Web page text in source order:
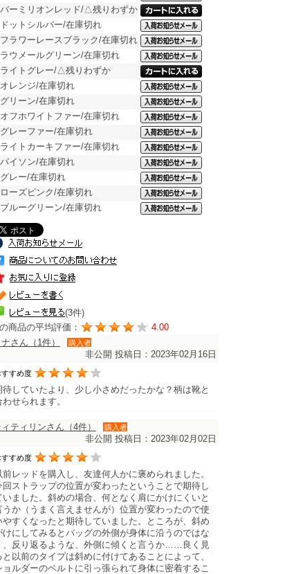
バーミリオンレッド/△残りわずか
ドットシルバー/在庫切れ
フラワーレースブラック/在庫切れ
ラウメールグリーン/在庫切れ
ライトグレー/△残りわずか
オレンジ/在庫切れ
グリーン/在庫切れ
オフホワイトファー/在庫切れ
グレーファー/在庫切れ
ライトカーキファー/在庫切れ
パイソン/在庫切れ
グレー/在庫切れ
ローズピンク/在庫切れ
ブルーグリーン/在庫切れ
(3件)
商品の平均評価：
4.00
ナさん（1件）
購入者
非公開 投稿日：2023年02月16日
すすめ度
待していたより、少し小さめだったかな？柄は靴と
わせられます。
ティリンさん（4件） 購入者
非公開 投稿日：2023年02月02日
すすめ度
前レッドを購入し、友達何人かに褒められました。
回ストラップの位置が変わったということで期待し
いました。斜めの場合、何となく肩にかけにくいと
うか（うまく言えませんが）位置が変わったので使
やすくなったと期待していました。ところが、斜め
けにしてみるとバッグの外側が身体に沿うのではな
、反り返るような、外側に傾くと言うか……良く見
と以前のタイプは斜めに付けてあることによって、
ョルダーのベルトに引っ張られて身体に密着するこ